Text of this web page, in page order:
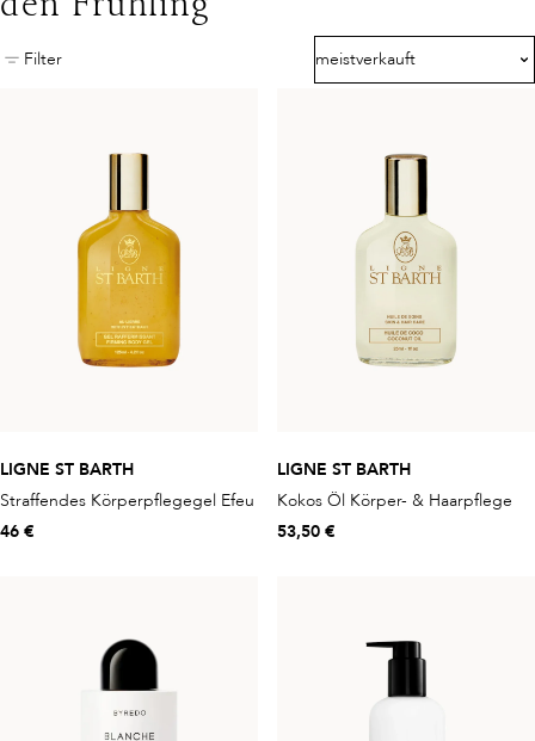
den Frühling
Filter meistverkauft
LIGNE ST BARTH
Straffendes Körperpflegegel Efeu
46 €
LIGNE ST BARTH
Kokos Öl Körper- & Haarpflege
53,50 €